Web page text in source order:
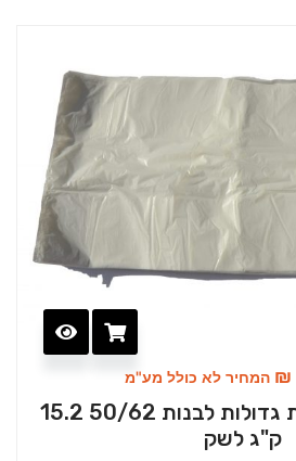
₪ המחיר לא כולל מע"מ
שקיות גופיה עבות גדולות לבנות 50/62 15.2
ק"ג לשק